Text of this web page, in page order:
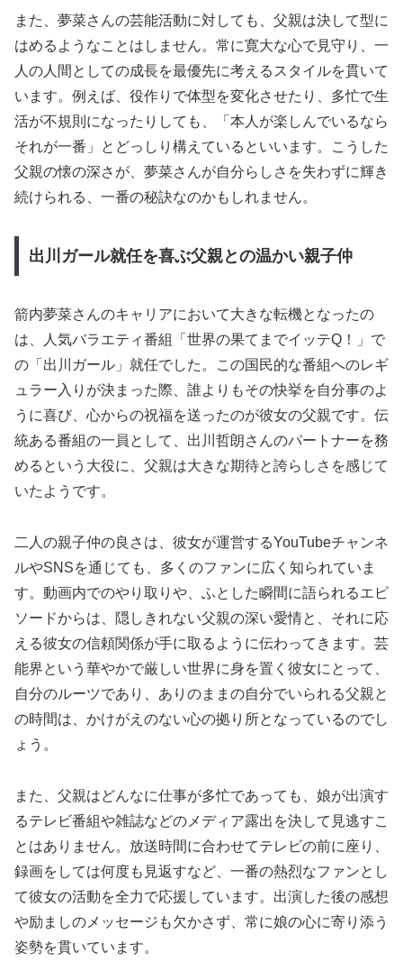
また、夢菜さんの芸能活動に対しても、父親は決して型に
はめるようなことはしません。常に寛大な心で見守り、一
人の人間としての成長を最優先に考えるスタイルを貫いて
います。例えば、役作りで体型を変化させたり、多忙で生
活が不規則になったりしても、「本人が楽しんでいるなら
それが一番」とどっしり構えているといいます。こうした
父親の懐の深さが、夢菜さんが自分らしさを失わずに輝き
続けられる、一番の秘訣なのかもしれません。
出川ガール就任を喜ぶ父親との温かい親子仲
箭内夢菜さんのキャリアにおいて大きな転機となったの
は、人気バラエティ番組「世界の果てまでイッテQ！」で
の「出川ガール」就任でした。この国民的な番組へのレギ
ュラー入りが決まった際、誰よりもその快挙を自分事のよ
うに喜び、心からの祝福を送ったのが彼女の父親です。伝
統ある番組の一員として、出川哲朗さんのパートナーを務
めるという大役に、父親は大きな期待と誇らしさを感じて
いたようです。
二人の親子仲の良さは、彼女が運営するYouTubeチャンネ
ルやSNSを通じても、多くのファンに広く知られていま
す。動画内でのやり取りや、ふとした瞬間に語られるエピ
ソードからは、隠しきれない父親の深い愛情と、それに応
える彼女の信頼関係が手に取るように伝わってきます。芸
能界という華やかで厳しい世界に身を置く彼女にとって、
自分のルーツであり、ありのままの自分でいられる父親と
の時間は、かけがえのない心の拠り所となっているのでし
ょう。
また、父親はどんなに仕事が多忙であっても、娘が出演す
るテレビ番組や雑誌などのメディア露出を決して見逃すこ
とはありません。放送時間に合わせてテレビの前に座り、
録画をしては何度も見返すなど、一番の熱烈なファンとし
て彼女の活動を全力で応援しています。出演した後の感想
や励ましのメッセージも欠かさず、常に娘の心に寄り添う
姿勢を貫いています。